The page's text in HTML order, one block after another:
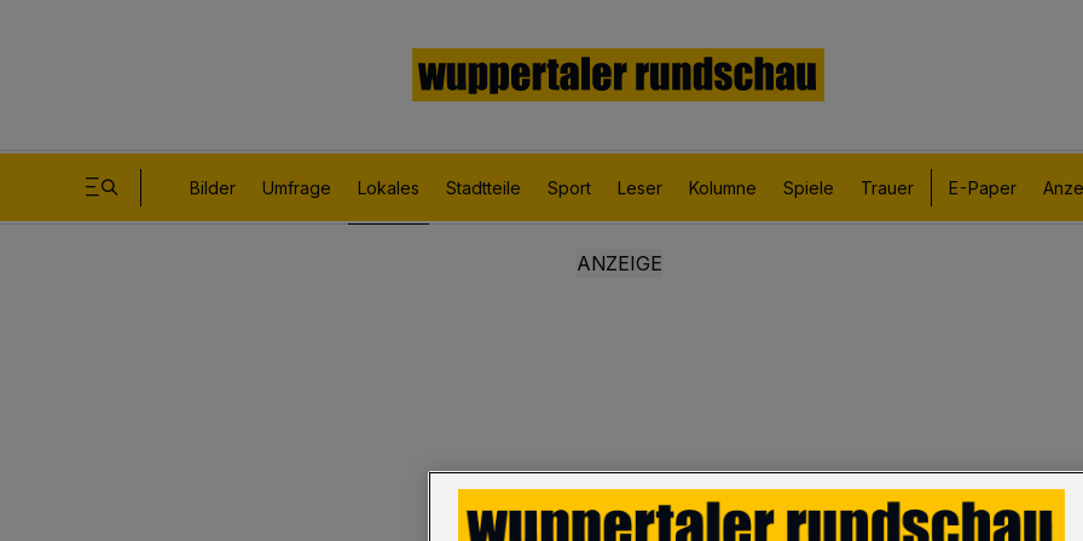
Bilder Umfrage Lokales Stadtteile Sport Leser Kolumne Spiele Trauer E-Paper